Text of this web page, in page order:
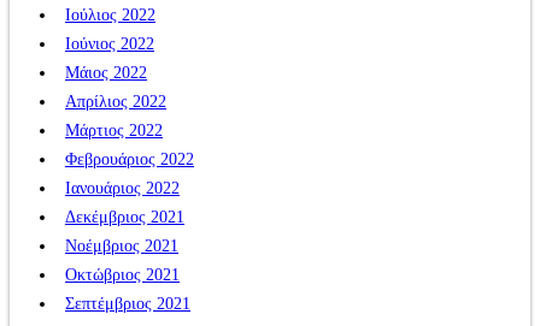
Ιούλιος 2022
Ιούνιος 2022
Μάιος 2022
Απρίλιος 2022
Μάρτιος 2022
Φεβρουάριος 2022
Ιανουάριος 2022
Δεκέμβριος 2021
Νοέμβριος 2021
Οκτώβριος 2021
Σεπτέμβριος 2021